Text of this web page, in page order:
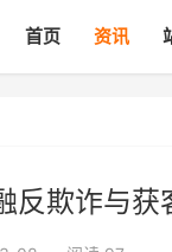
首页 资讯
反欺诈与获